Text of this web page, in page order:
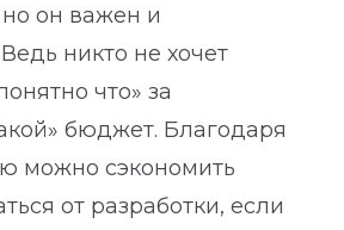
он важен и
никто не хочет
что» за
бюджет. Благодаря
можно сэкономить
от разработки, если